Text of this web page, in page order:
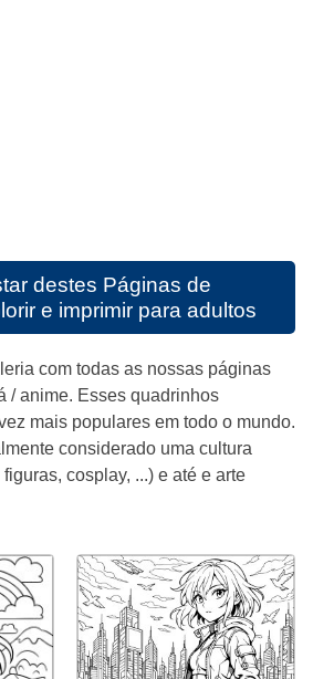
destes Páginas de
e imprimir para adultos
com todas as nossas páginas
/ anime. Esses quadrinhos
mais populares em todo o mundo.
considerado uma cultura
cosplay, ...) e até e arte